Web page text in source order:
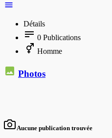
Détails
0 Publications
Homme
Photos
Aucune publication trouvée